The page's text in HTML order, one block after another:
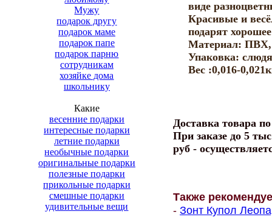
Мужу
подарок другу
подарок маме
подарок папе
подарок парню
сотрудникам
хозяйке дома
школьнику
Какие
весенние подарки
интересные подарки
летние подарки
необычные подарки
оригинальные подарки
полезные подарки
прикольные подарки
смешные подарки
удивительные вещи
виде
Красивые и
подарят
Материал: ПВХ,
Упаковка:
Bec :0,016-
Доставка товара
При заказе до 5
руб -
Также
- Зонт Купол